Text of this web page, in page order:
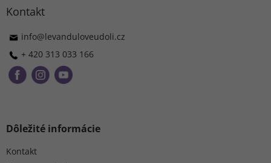
Kontakt
info@levanduloveudoli.cz
+ 420 313 033 166
Dôležité informácie
Kontakt